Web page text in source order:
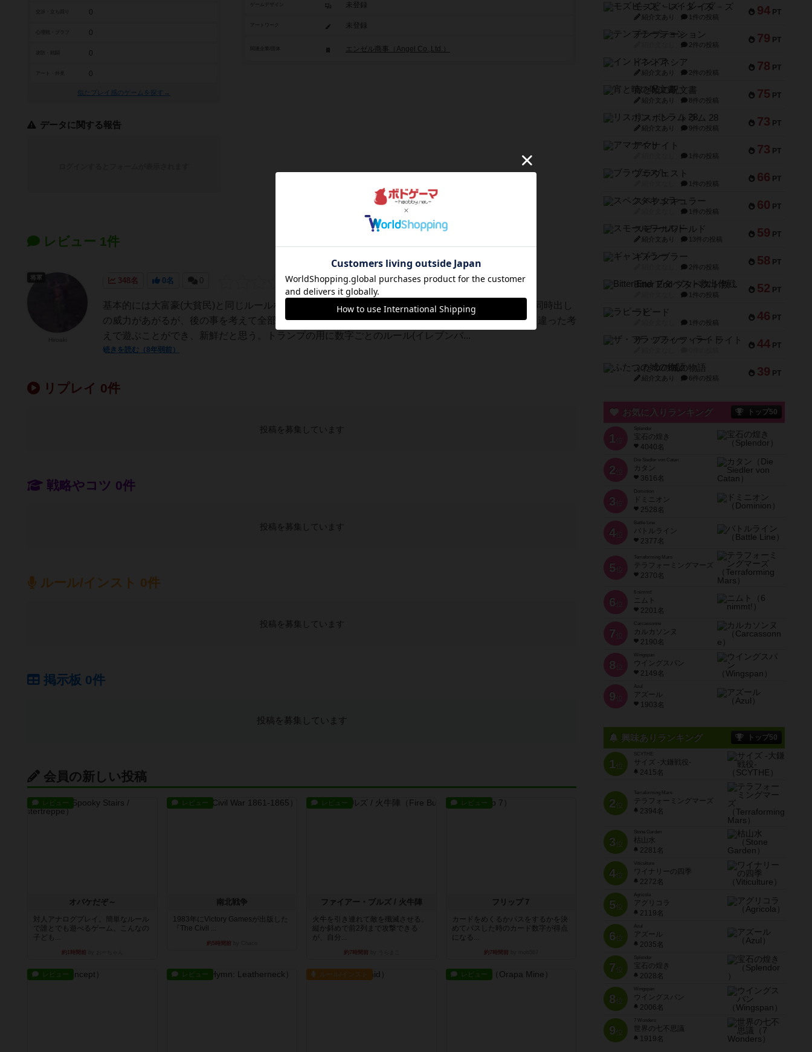
ゲームデザイン 未登録
アートワーク 未登録
エンゼル商事（Angel Co.,Ltd.）
0
0
0
アート・外見 0
似たプレイ感のゲームを探す→
データに関する報告
レビュー 1件
348名 0名 0
基本的には大富豪(大貧民)と同じルールなので誰でもすぐに遊べる。弱いカードほど枚数があるので同時出し
の威力があがるが、後の事を考えて全部出し切らないという戦略もあり、トランプでやるのとはまた違った考
えで遊ぶことができ、新鮮だと思う。トランプの用に数字ごとのルール(イレブンバ...
続きを読む（8年弱前）
将軍
リプレイ 0件
投稿を募集しています
戦略やコツ 0件
投稿を募集しています
ルール/インスト 0件
投稿を募集しています
掲示板 0件
投稿を募集しています
会員の新しい投稿
レビュー
オバケだぞ～
対人アナログプレイ。簡単なルール
で誰とでも遊べるゲーム。こんなの
子ども...
約1時間前
レビュー
南北戦争
1983年にVictory Gamesが出版した
『The Civil ...
約5時間前
レビュー
ファイアー・ブルズ / 火牛陣
火牛を引き連れて敵を殲滅させる。
縦か斜めで前2列まで攻撃できる
が、自分...
約7時間前
レビュー
フリップ７
カードをめくるかパスをするかを決
めてパスした時のカード数字が得点
になる...
約7時間前
レビュー レビュー ルール/インスト レビュー
94 PT
モズビ－ズ・レイダ－ズ
紹介文あり 1件の投稿
79 PT
テンプテーション
2件の投稿
78 PT
インドネシア
紹介文あり 2件の投稿
75 PT
宵と暁の呪文書
紹介文あり 8件の投稿
73 PT
リスボン・トラム 28
紹介文あり 9件の投稿
73 PT
アマナイト
1件の投稿
66 PT
ブラヴェスト
1件の投稿
60 PT
スペクタキュラー
1件の投稿
59 PT
スモールワールド
紹介文あり 13件の投稿
58 PT
ギャンブラー
2件の投稿
52 PT
Bitter End ブタペスト救出作戦
1件の投稿
46 PT
ラピード
1件の投稿
44 PT
ザ・フラッフィー・ライト
39 PT
ふたつの城の物語
紹介文あり 6件の投稿
お気に入りランキング トップ50
1 位
宝石の煌き
4040名
2 位
Die Siedler von Catan
カタン
3616名
3 位
ドミニオン
2528名
4位
Battle Line
バトルライン
2377名
5 位
Terraforming Mars
テラフォーミングマーズ
2370名
6 位
ニムト
2201名
7 位
Carcassonne
カルカソンヌ
2190名
8 位
Wingspan
ウイングスパン
2149名
9 位
Azul
アズール
1903名
興味ありランキング トップ50
1位
SCYTHE
サイズ -大鎌戦役-
2415名
2位
Terraforming Mars
テラフォーミングマーズ
2394名
3位
Stone Garden
枯山水
2281名
4位
Viticulture
ワイナリーの四季
2272名
5位
Agricola
アグリコラ
2119名
6位
Azul
アズール
2035名
7位
宝石の煌き
2028名
8位
Wingspan
ウイングスパン
2006名
9位
7 Wonders
世界の七不思議
1919名